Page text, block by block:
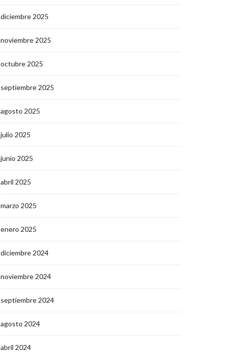
diciembre 2025
noviembre 2025
octubre 2025
septiembre 2025
agosto 2025
julio 2025
junio 2025
abril 2025
marzo 2025
enero 2025
diciembre 2024
noviembre 2024
septiembre 2024
agosto 2024
abril 2024